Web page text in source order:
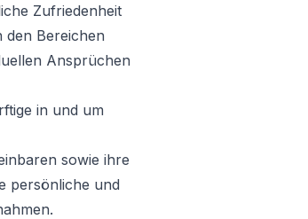
Zufriedenheit
Bereichen
Ansprüchen
in und um
sowie ihre
persönliche und